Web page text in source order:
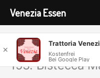
Inhalt
springen
153. Bistecca
Venezia Essen
✕
Trattoria
Kostenfrei
Bei Google Play